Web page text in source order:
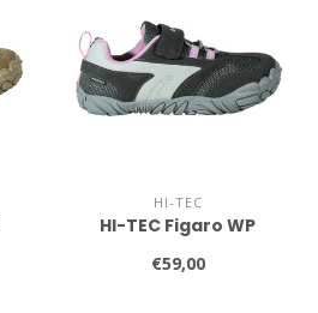
HI-TEC
HI-TEC Figaro WP
€59,00